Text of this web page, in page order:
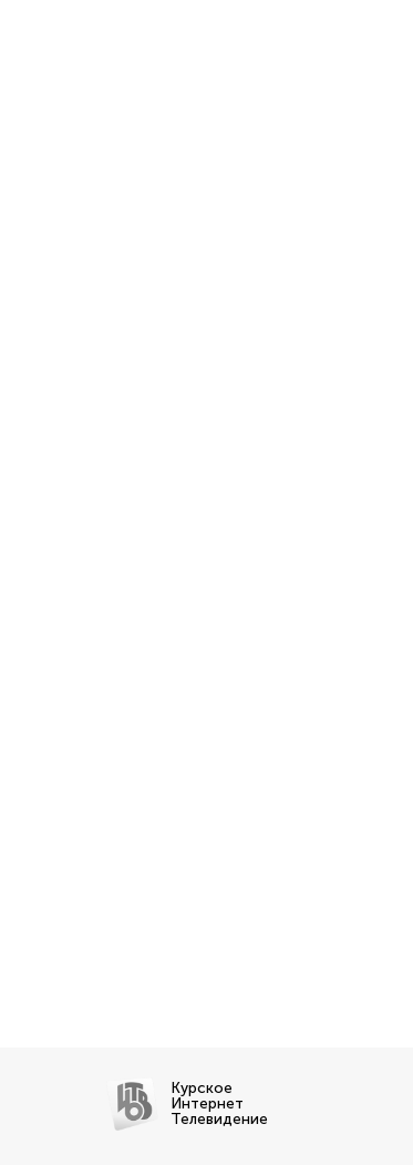
Курское
Интернет
Телевидение